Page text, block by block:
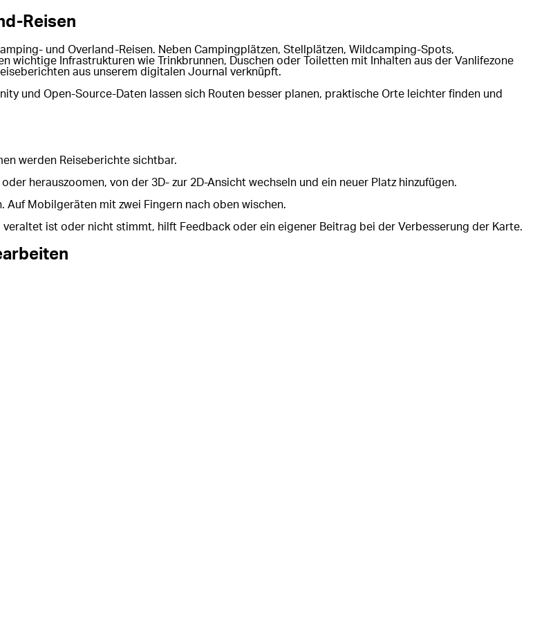
Reisen
und Overland-Reisen. Neben Campingplätzen, Stellplätzen, Wildcamping-Spots,
wichtige Infrastrukturen wie Trinkbrunnen, Duschen oder Toiletten mit Inhalten aus der Vanlifezone
aus unserem digitalen Journal verknüpft.
und Open-Source-Daten lassen sich Routen besser planen, praktische Orte leichter finden und
werden Reiseberichte sichtbar.
herauszoomen, von der 3D- zur 2D-Ansicht wechseln und ein neuer Platz hinzufügen.
Auf Mobilgeräten mit zwei Fingern nach oben wischen.
ist oder nicht stimmt, hilft Feedback oder ein eigener Beitrag bei der Verbesserung der Karte.